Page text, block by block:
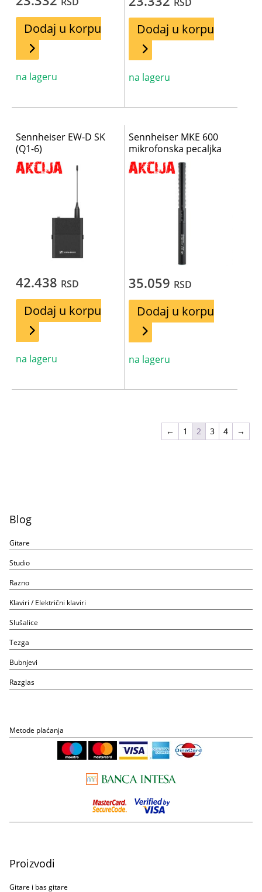
Dodaj u korpu
na lageru
Dodaj u korpu
na lageru
Sennheiser EW-D SK
(Q1-6)
42.438 RSD
Dodaj u korpu
na lageru
Sennheiser MKE 600
mikrofonska pecaljka
35.059 RSD
Dodaj u korpu
na lageru
← 1 2 3 4 →
Blog
Gitare
Studio
Razno
Klaviri / Električni klaviri
Slušalice
Tezga
Bubnjevi
Razglas
Metode plaćanja
Proizvodi
Gitare i bas gitare